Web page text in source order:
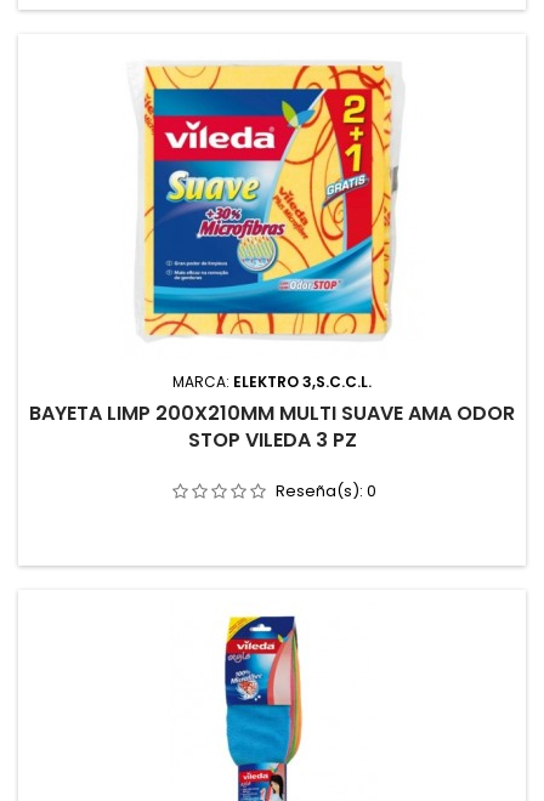
MARCA: ELEKTRO 3,S.C.C.L.
BAYETA LIMP 200X210MM MULTI SUAVE AMA ODOR
STOP VILEDA 3 PZ
Reseña(s): 0